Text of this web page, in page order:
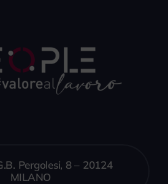
Pergolesi, 8 – 20124
MILANO